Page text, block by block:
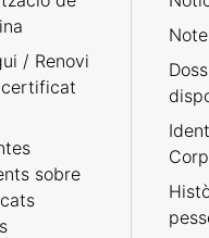
/ Renovi
sobre